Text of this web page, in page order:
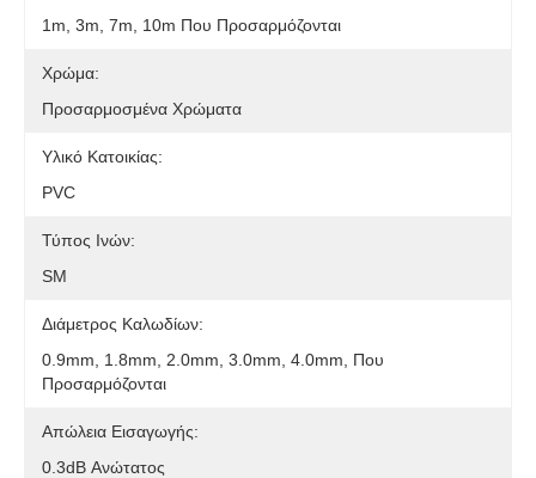
1m, 3m, 7m, 10m Που Προσαρμόζονται
Χρώμα:
Προσαρμοσμένα Χρώματα
Υλικό Κατοικίας:
PVC
Τύπος Ινών:
SM
Διάμετρος Καλωδίων:
0.9mm, 1.8mm, 2.0mm, 3.0mm, 4.0mm, Που
Προσαρμόζονται
Απώλεια Εισαγωγής:
0.3dB Ανώτατος